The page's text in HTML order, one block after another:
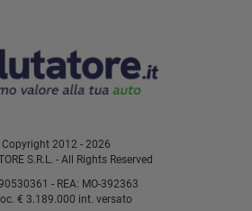
2012 - 2026
S.R.L. - All Rights Reserved
- REA: MO-392363
€ 3.189.000 int. versato